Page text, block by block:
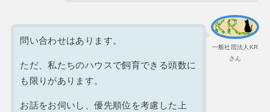
一般社団法人KR
さん
問い合わせはあります。
ただ、私たちのハウスで飼育できる頭数に
も限りがあります。
お話をお伺いし、優先順位を考慮した上